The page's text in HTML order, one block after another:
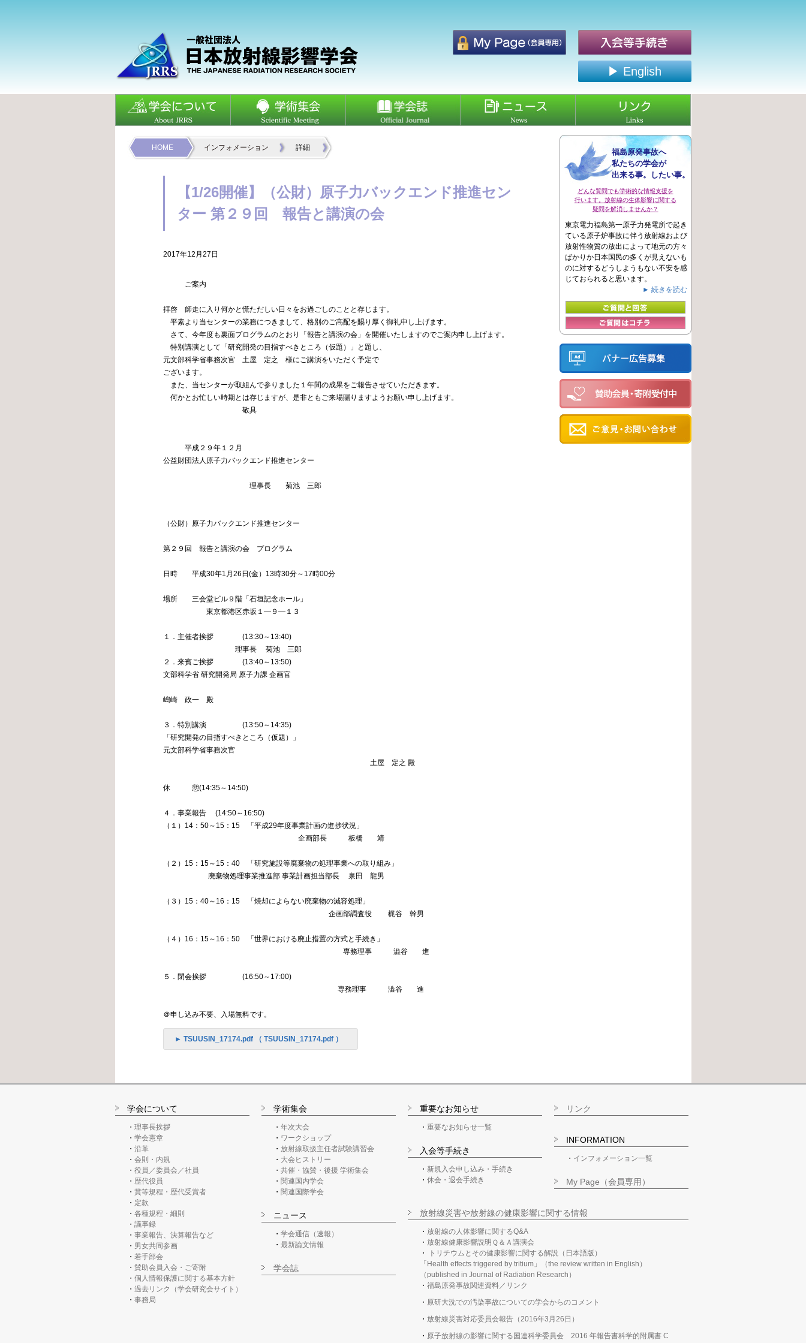
▶ English
福島原発事故へ
私たちの学会が
出来る事。したい事。
どんな質問でも学術的な情報支援を
行います。放射線の生体影響に関する
疑問を解消しませんか？
東京電力福島第一原子力発電所で起き
ている原子炉事故に伴う放射線および
放射性物質の放出によって地元の方々
ばかりか日本国民の多くが見えないも
のに対するどうしようもない不安を感
じておられると思います。
► 続きを読む
HOME インフォメーション 詳細
【1/26開催】（公財）原子力バックエンド推進セン
ター 第２９回 報告と講演の会
2017年12月27日
ご案内
拝啓 師走に入り何かと慌ただしい日々をお過ごしのことと存じます。
平素より当センターの業務につきまして、格別のご高配を賜り厚く御礼申し上げます。
さて、今年度も裏面プログラムのとおり「報告と講演の会」を開催いたしますのでご案内申し上げます。
特別講演として「研究開発の目指すべきところ（仮題）」と題し、
元文部科学省事務次官 土屋 定之 様にご講演をいただく予定で
ございます。
また、当センターが取組んで参りました１年間の成果をご報告させていただきます。
何かとお忙しい時期とは存じますが、是非ともご来場賜りますようお願い申し上げます。
敬具
平成２９年１２月
公益財団法人原子力バックエンド推進センター
理事長 菊池 三郎
（公財）原子力バックエンド推進センター
第２９回 報告と講演の会 プログラム
日時 平成30年1月26日(金）13時30分～17時00分
場所 三会堂ビル９階「石垣記念ホール」
東京都港区赤坂１―９―１３
１．主催者挨拶 (13:30～13:40)
理事長 菊池 三郎
２．来賓ご挨拶 (13:40～13:50)
文部科学省 研究開発局 原子力課 企画官
嶋崎 政一 殿
３．特別講演 (13:50～14:35)
「研究開発の目指すべきところ（仮題）」
元文部科学省事務次官
土屋 定之 殿
休 憩(14:35～14:50)
４．事業報告 (14:50～16:50)
（１）14：50～15：15 「平成29年度事業計画の進捗状況」
企画部長 板橋 靖
（２）15：15～15：40 「研究施設等廃棄物の処理事業への取り組み」
廃棄物処理事業推進部 事業計画担当部長 泉田 龍男
（３）15：40～16：15 「焼却によらない廃棄物の減容処理」
企画部調査役 梶谷 幹男
（４）16：15～16：50 「世界における廃止措置の方式と手続き」
専務理事 澁谷 進
５．閉会挨拶 (16:50～17:00)
専務理事 澁谷 進
＠申し込み不要、入場無料です。
► TSUUSIN_17174.pdf （ TSUUSIN_17174.pdf ）
学会について
理事長挨拶
学会憲章
沿革
会則・内規
役員／委員会／社員
歴代役員
賞等規程・歴代受賞者
定款
各種規程・細則
議事録
事業報告、決算報告など
男女共同参画
若手部会
賛助会員入会・ご寄附
個人情報保護に関する基本方針
過去リンク（学会研究会サイト）
事務局
学術集会
年次大会
ワークショップ
放射線取扱主任者試験講習会
大会ヒストリー
共催・協賛・後援 学術集会
関連国内学会
関連国際学会
ニュース
学会通信（速報）
最新論文情報
学会誌
重要なお知らせ
重要なお知らせ一覧
入会等手続き
新規入会申し込み・手続き
休会・退会手続き
リンク
INFORMATION
インフォメーション一覧
My Page（会員専用）
放射線災害や放射線の健康影響に関する情報
放射線の人体影響に関するQ&A
放射線健康影響説明Ｑ＆Ａ講演会
トリチウムとその健康影響に関する解説（日本語版）
「Health effects triggered by tritium」（the review written in English）
（published in Journal of Radiation Research）
福島原発事故関連資料／リンク
原研大洗での汚染事故についての学会からのコメント
放射線災害対応委員会報告（2016年3月26日）
原子放射線の影響に関する国連科学委員会 2016 年報告書科学的附属書 C